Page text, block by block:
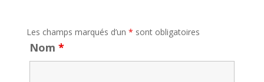
Les champs marqués d’un * sont obligatoires
Nom *